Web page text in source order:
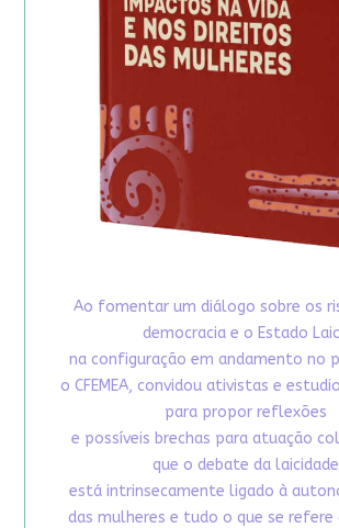
Ao fomentar um diálogo sobre os
democracia e o Estado
na configuração em andamento no
o CFEMEA, convidou ativistas e
para propor reflexões
e possíveis brechas para atuação
que o debate da laicidade
está intrinsecamente ligado à
das mulheres e tudo o que se refere